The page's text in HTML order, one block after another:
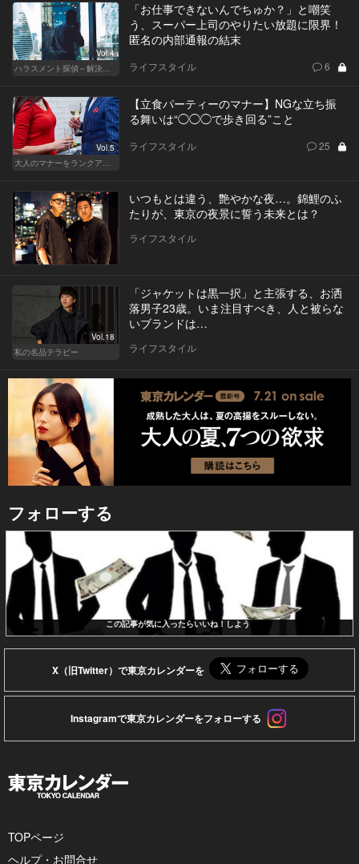
Vol.4
ハラスメント探偵～解決編～
「お仕事できないんでちゅか？」と嘲笑
う、スーパー上司のやりたい放題に限界！
匿名の内部通報の結末
ライフスタイル 6
Vol.5
大人のマナーをランクアップせよ
【立食パーティーのマナー】NGな立ち振
る舞いは“◯◯◯で歩き回る”こと
ライフスタイル 25
いつもとは違う、艶やかな夜…。錦鯉のふ
たりが、東京の夜景に誓う未来とは？
ライフスタイル
Vol.18
私の名品テラピー
「ジャケットは黒一択」と主張する、お洒
落男子23歳。いま注目すべき、人と被らな
いブランドは…
ライフスタイル
フォローする
この記事が気に入ったらいいね！しよう
X（旧Twitter）で東京カレンダーを
Instagramで東京カレンダーをフォローする
TOPページ
ヘルプ・お問合せ